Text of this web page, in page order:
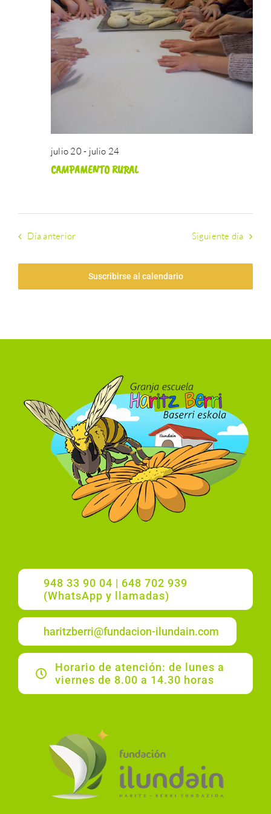
ATERPEAK
BIZI-BASO
ERLE-KIDE
julio
2026
y
vistas
de
CAMPAMENTO RURAL
julio 20- julio 24
Día anterior Siguiente día
Suscribirse al calendario
948 33 90 04 | 648 702 939
(WhatsApp y llamadas)
haritzberri@fundacion-ilundain.com
Horario de atención: de lunes a
viernes de 8.00 a 14.30 horas